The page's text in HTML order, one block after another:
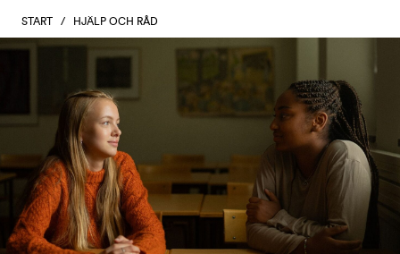
START / HJÄLP OCH RÅD